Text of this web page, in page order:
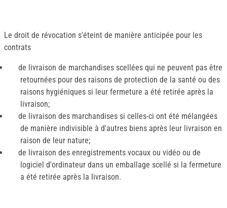
Le droit de révocation s'éteint de manière anticipée pour les
contrats
de livraison de marchandises scellées qui ne peuvent pas être
retournées pour des raisons de protection de la santé ou des
raisons hygiéniques si leur fermeture a été retirée après la
livraison;
de livraison des marchandises si celles-ci ont été mélangées
de manière indivisible à d'autres biens après leur livraison en
raison de leur nature;
de livraison des enregistrements vocaux ou vidéo ou de
logiciel d'ordinateur dans un emballage scellé si la fermeture
a été retirée après la livraison.